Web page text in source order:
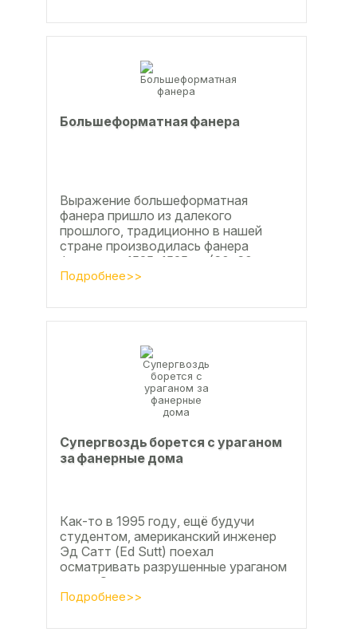
Большеформатная фанера
Выражение большеформатная
фанера пришло из далекого
прошлого, традиционно в нашей
стране производилась фанера
форматом 1525х1525мм (60х60
дюймов), форматы отличающиеся в
Подробнее>>
Супергвоздь борется с ураганом
за фанерные дома
Как-то в 1995 году, ещё будучи
студентом, американский инженер
Эд Сатт (Ed Sutt) поехал
осматривать разрушенные ураганом
дома. Он удивился, что ударов
стихии в большинстве случаев не...
Подробнее>>